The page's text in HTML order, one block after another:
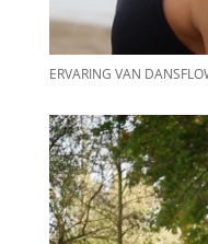
ERVARING VAN